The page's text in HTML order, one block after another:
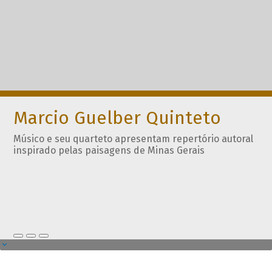
Marcio Guelber Quinteto
Músico e seu quarteto apresentam repertório autoral
inspirado pelas paisagens de Minas Gerais